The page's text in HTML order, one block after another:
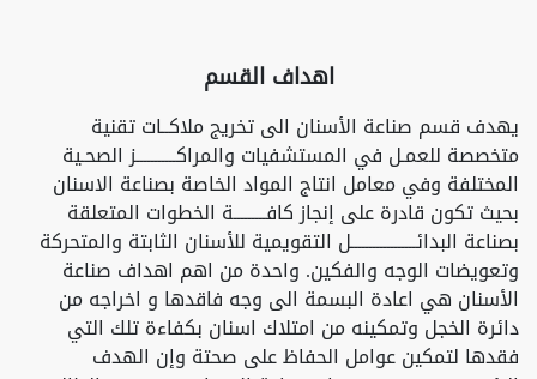
اهداف القسم
يهدف قسم صناعة الأسنان الى تخريج ملاكــات تقنية
متخصصة للعمـل في المستشفيات والمراكـــــــــــز الصحـية
المختلفة وفي معامل انتاج المواد الخاصة بصناعة الاسنان
بحيث تكون قادرة على إنجاز كافـــــــــة الخطوات المتعلقة
بصناعة البدائــــــــــــــــــل التقويمية للأسنان الثابتة والمتحركة
وتعويضات الوجه والفكين. واحدة من اهم اهداف صناعة
الأسنان هي اعادة البسمة الى وجه فاقدها و اخراجه من
دائرة الخجل وتمكينه من امتلاك اسنان بكفاءة تلك التي
فقدها لتمكين عوامل الحفاظ على صحتة وإن الهدف